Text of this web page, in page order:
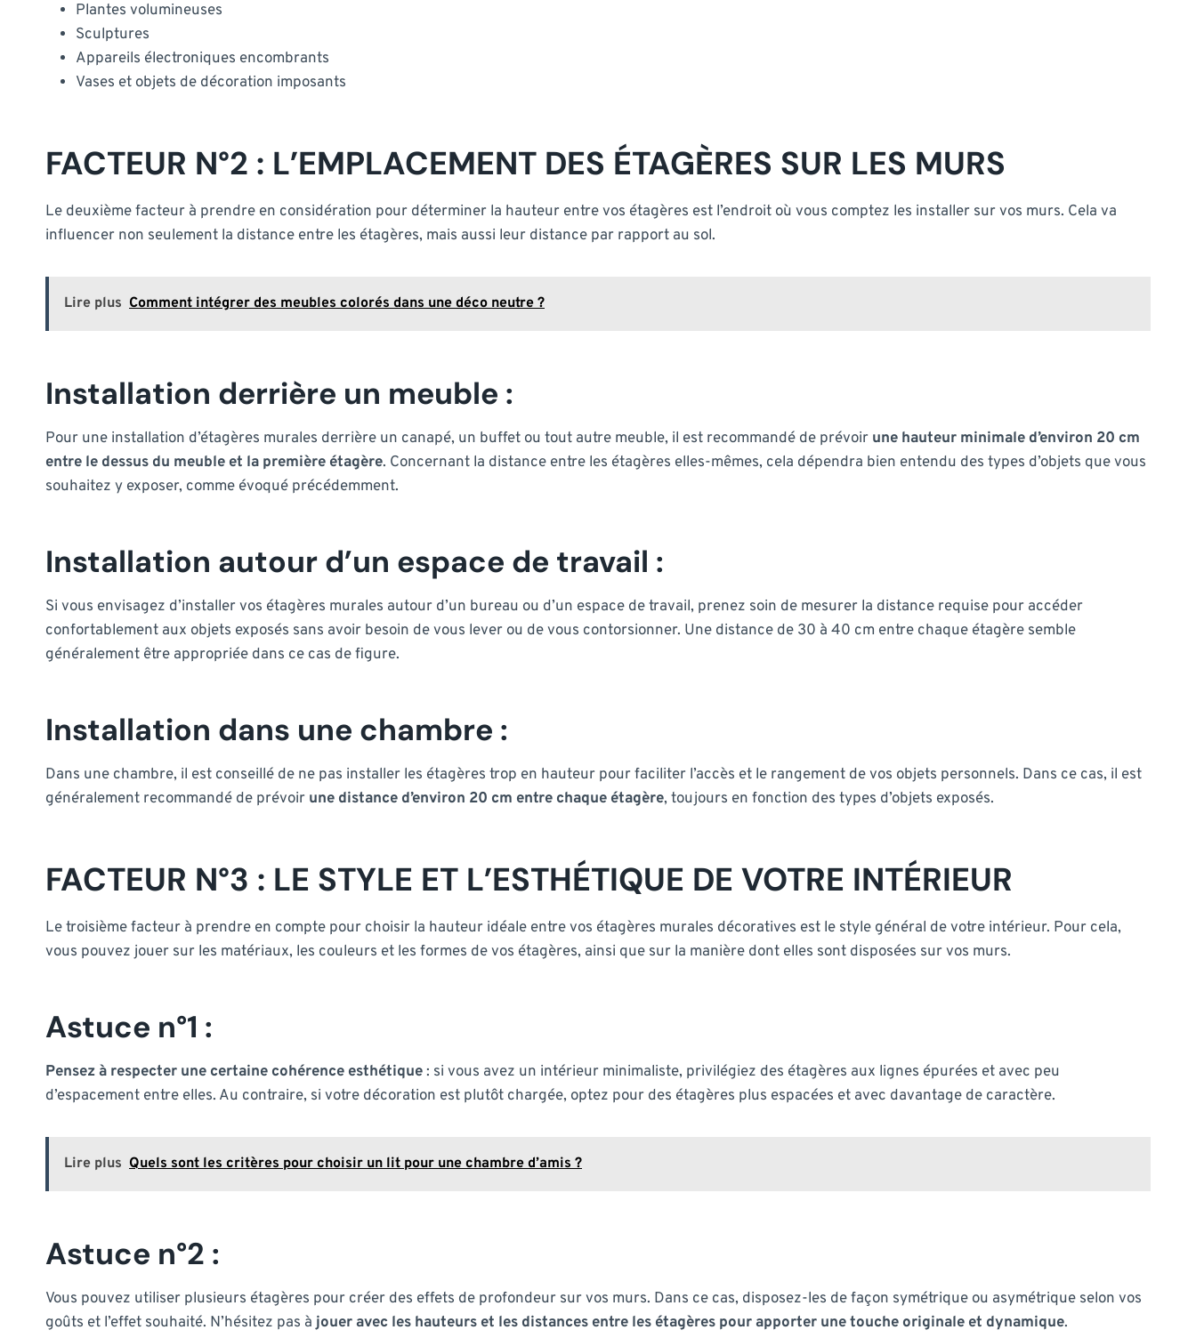
Plantes volumineuses
Sculptures
Appareils électroniques encombrants
Vases et objets de décoration imposants
FACTEUR N°2 : L’EMPLACEMENT DES ÉTAGÈRES SUR LES MURS
Le deuxième facteur à prendre en considération pour déterminer la hauteur entre vos étagères est l’endroit où vous comptez les installer sur vos murs. Cela va
influencer non seulement la distance entre les étagères, mais aussi leur distance par rapport au sol.
Lire plus Comment intégrer des meubles colorés dans une déco neutre ?
Installation derrière un meuble :
Pour une installation d’étagères murales derrière un canapé, un buffet ou tout autre meuble, il est recommandé de prévoir une hauteur minimale d’environ 20 cm
entre le dessus du meuble et la première étagère. Concernant la distance entre les étagères elles-mêmes, cela dépendra bien entendu des types d’objets que vous
souhaitez y exposer, comme évoqué précédemment.
Installation autour d’un espace de travail :
Si vous envisagez d’installer vos étagères murales autour d’un bureau ou d’un espace de travail, prenez soin de mesurer la distance requise pour accéder
confortablement aux objets exposés sans avoir besoin de vous lever ou de vous contorsionner. Une distance de 30 à 40 cm entre chaque étagère semble
généralement être appropriée dans ce cas de figure.
Installation dans une chambre :
Dans une chambre, il est conseillé de ne pas installer les étagères trop en hauteur pour faciliter l’accès et le rangement de vos objets personnels. Dans ce cas, il est
généralement recommandé de prévoir une distance d’environ 20 cm entre chaque étagère, toujours en fonction des types d’objets exposés.
FACTEUR N°3 : LE STYLE ET L’ESTHÉTIQUE DE VOTRE INTÉRIEUR
Le troisième facteur à prendre en compte pour choisir la hauteur idéale entre vos étagères murales décoratives est le style général de votre intérieur. Pour cela,
vous pouvez jouer sur les matériaux, les couleurs et les formes de vos étagères, ainsi que sur la manière dont elles sont disposées sur vos murs.
Astuce n°1 :
Pensez à respecter une certaine cohérence esthétique: si vous avez un intérieur minimaliste, privilégiez des étagères aux lignes épurées et avec peu
d’espacement entre elles. Au contraire, si votre décoration est plutôt chargée, optez pour des étagères plus espacées et avec davantage de caractère.
Lire plus Quels sont les critères pour choisir un lit pour une chambre d’amis ?
Astuce n°2 :
Vous pouvez utiliser plusieurs étagères pour créer des effets de profondeur sur vos murs. Dans ce cas, disposez-les de façon symétrique ou asymétrique selon vos
goûts et l’effet souhaité. N’hésitez pas àjouer avec les hauteurs et les distances entre les étagères pour apporter une touche originale et dynamique.